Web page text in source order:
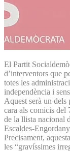
El Partit
d’interventors que
totes les
independència i
Aquest serà un
cara als comicis del
de la llista nacional
Escaldes-
Precisament,
les “gravíssimes